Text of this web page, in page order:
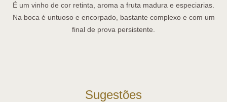
É um vinho de cor retinta, aroma a fruta madura e especiarias.
Na boca é untuoso e encorpado, bastante complexo e com um
final de prova persistente.
Sugestões